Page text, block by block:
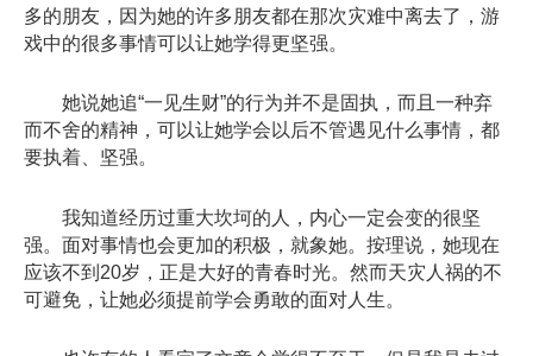
多的朋友，因为她的许多朋友都在那次灾难中离去了，游
戏中的很多事情可以让她学得更坚强。
她说她追“一见生财”的行为并不是固执，而且一种弃
而不舍的精神，可以让她学会以后不管遇见什么事情，都
要执着、坚强。
我知道经历过重大坎坷的人，内心一定会变的很坚
强。面对事情也会更加的积极，就象她。按理说，她现在
应该不到20岁，正是大好的青春时光。然而天灾人祸的不
可避免，让她必须提前学会勇敢的面对人生。